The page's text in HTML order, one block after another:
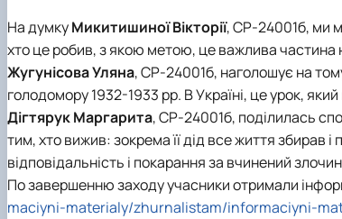
На думкуМикитишиної Вікторії, СР-24001б, ми
хто це робив, з якою метою, це важлива частина
Жугунісова Уляна, СР-24001б, наголошує на
голодомору 1932-1933 рр. В Україні, це урок,
Дігтярук Маргарита, СР-24001б, поділилась
тим, хто вижив: зокрема її дід все життя збирав
відповідальність і покарання за вчинений
По завершенню заходу учасники отримали
maciyni-materialy/zhurnalistam/informaciyni-